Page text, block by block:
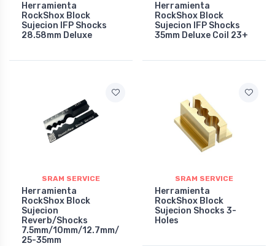
Herramienta
RockShox Block
Sujecion IFP Shocks
28.58mm Deluxe
Herramienta
RockShox Block
Sujecion IFP Shocks
35mm Deluxe Coil 23+
SRAM SERVICE
Herramienta
RockShox Block
Sujecion
Reverb/Shocks
7.5mm/10mm/12.7mm/
25-35mm
SRAM SERVICE
Herramienta
RockShox Block
Sujecion Shocks 3-
Holes